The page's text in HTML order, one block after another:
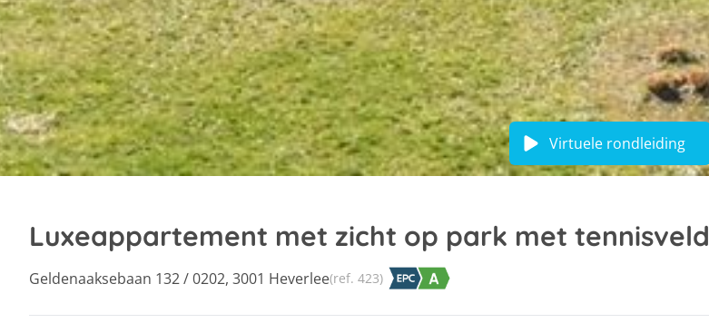
Virtuele rondleiding
Luxeappartement met zicht op park met tennisveld
Geldenaaksebaan 132 / 0202, 3001 Heverlee(ref. 423)